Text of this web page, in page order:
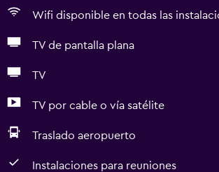
Wifi disponible en todas las
TV de pantalla plana
TV
TV por cable o vía satélite
Traslado aeropuerto
Instalaciones para reuniones